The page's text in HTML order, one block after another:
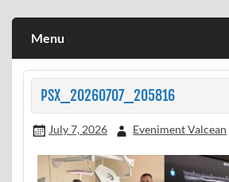
Menu
PSX_20260707_205816
July 7, 2026 Eveniment Valcean